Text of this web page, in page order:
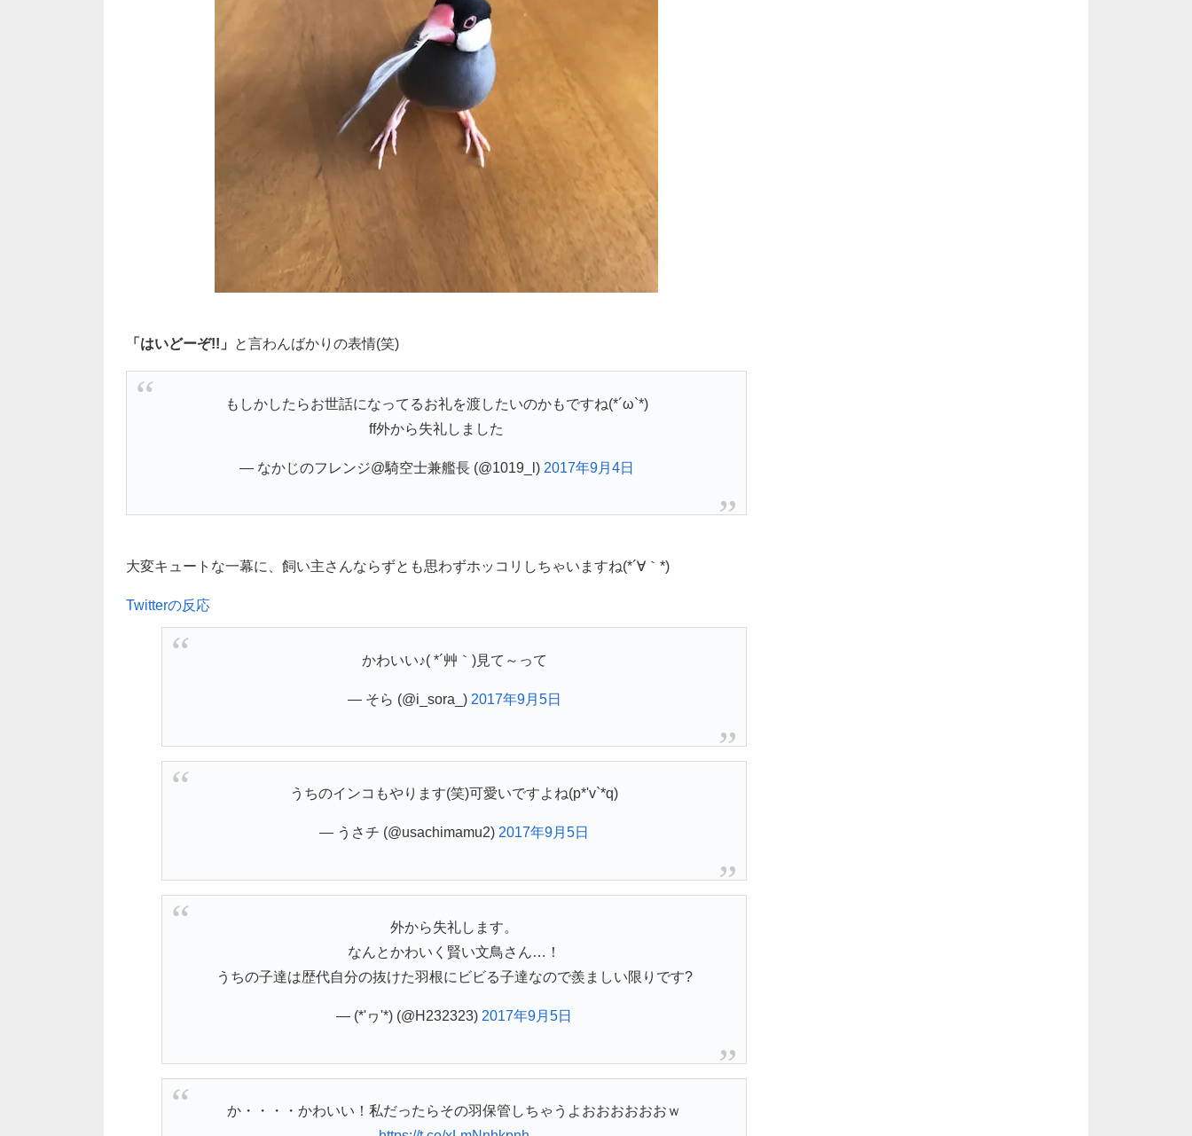
「はいどーぞ!!」 と言わんばかりの表情(笑)
もしかしたらお世話になってるお礼を渡したいのかもですね(*´ω`*)
ff外から失礼しました
— なかじのフレンジ@騎空士兼艦長 (@1019_l) 2017年9月4日
大変キュートな一幕に、飼い主さんならずとも思わずホッコリしちゃいますね(*´∀｀*)
Twitterの反応
かわいい♪( *´艸｀)見て～って
— そら (@i_sora_) 2017年9月5日
うちのインコもやります(笑)可愛いですよね(p*'v`*q)
— うさチ (@usachimamu2) 2017年9月5日
外から失礼します。
なんとかわいく賢い文鳥さん…！
うちの子達は歴代自分の抜けた羽根にビビる子達なので羨ましい限りです?
— (*'ヮ'*) (@H232323) 2017年9月5日
か・・・・かわいい！私だったらその羽保管しちゃうよおおおおおおｗ